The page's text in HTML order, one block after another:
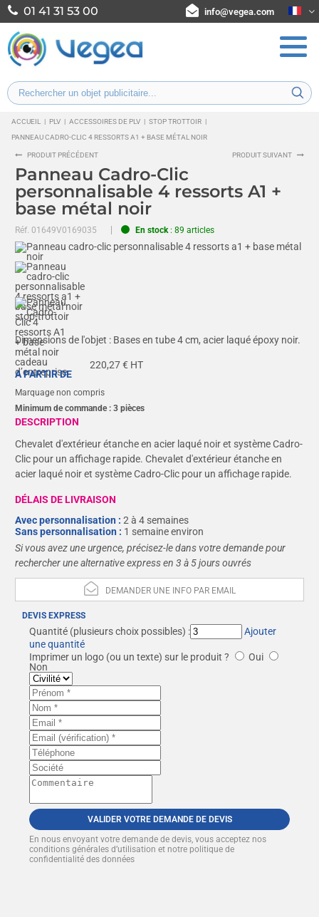
01 41 31 53 00 info@vegea.com
ACCUEIL | PLV | ACCESSOIRES DE PLV | STOP TROTTOIR |
PANNEAU CADRO-CLIC 4 RESSORTS A1 + BASE MÉTAL NOIR
PRODUIT PRÉCÉDENT PRODUIT SUIVANT
Panneau Cadro-Clic
personnalisable 4 ressorts A1 +
base métal noir
Réf.01649V0169035 En stock: 89 articles
Dimensions de l'objet : Bases en tube 4 cm, acier laqué époxy noir.
220,27€ HT
A PARTIR DE
Marquage non compris
Minimum de commande :3 pièces
DESCRIPTION
Chevalet d'extérieur étanche en acier laqué noir et système Cadro-
Clic pour un affichage rapide. Chevalet d'extérieur étanche en
acier laqué noir et système Cadro-Clic pour un affichage rapide.
DÉLAIS DE LIVRAISON
Avec personnalisation :2 à 4 semaines
Sans personnalisation : 1 semaine environ
Si vous avez une urgence, précisez-le dans votre demande pour
rechercher une alternative express en 3 à 5 jours ouvrés
DEMANDER UNE INFO PAR EMAIL
DEVIS EXPRESS
Quantité (plusieurs choix possibles) :
Ajouter
une quantité
Imprimer un logo (ou un texte) sur le produit ?
Oui
Non
VALIDER VOTRE DEMANDE DE DEVIS
En nous envoyant votre demande de devis, vous acceptez nos
conditions générales d’utilisation et notre politique de
confidentialité des données